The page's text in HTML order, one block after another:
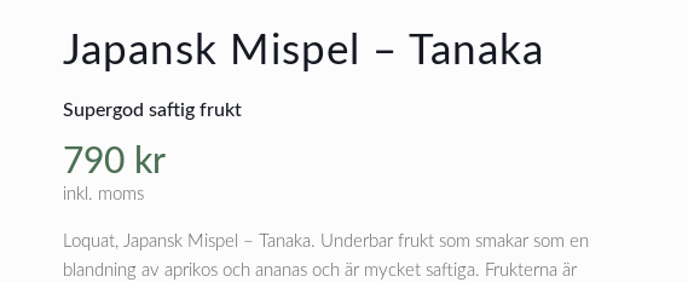
Japansk Mispel – Tanaka
Supergod saftig frukt
790 kr
inkl. moms
Loquat, Japansk Mispel – Tanaka. Underbar frukt som smakar som en
blandning av aprikos och ananas och är mycket saftiga. Frukterna är